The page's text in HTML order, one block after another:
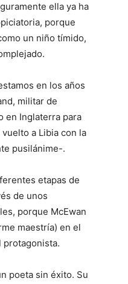
ella ya ha
porque
un niño tímido,
en los años
militar de
en Inglaterra para
a Libia con la
pusilánime-.
etapas de
de unos
porque McEwan
maestría) en el
protagonista.
poeta sin éxito. Su